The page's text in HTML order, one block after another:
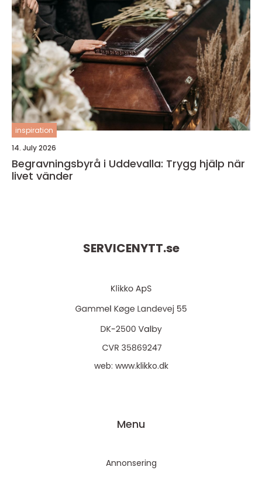
inspiration
14. July 2026
Begravningsbyrå i Uddevalla: Trygg hjälp när
livet vänder
SERVICENYTT.se
web: www.klikko.dk
Menu
Annonsering